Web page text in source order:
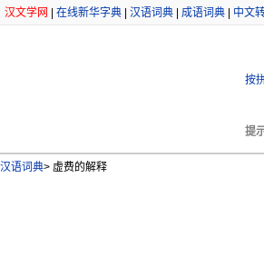
汉文学网 在线新华字典 汉语词典 成语词典 中文
按
提
汉语词典> 虚费的解释